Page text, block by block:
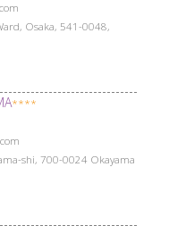
Osaka, 541-0048,
****
shi, 700-0024 Okayama